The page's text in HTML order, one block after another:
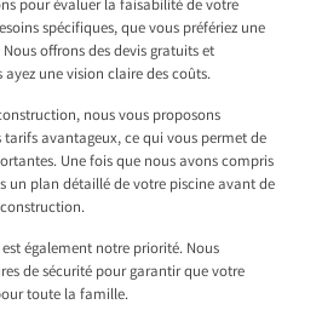
pour évaluer la faisabilité de votre
spécifiques, que vous préfériez une
offrons des devis gratuits et
une vision claire des coûts.
nous vous proposons
tarifs avantageux, ce qui vous permet de
Une fois que nous avons compris
un plan détaillé de votre piscine avant de
également notre priorité. Nous
de sécurité pour garantir que votre
toute la famille.